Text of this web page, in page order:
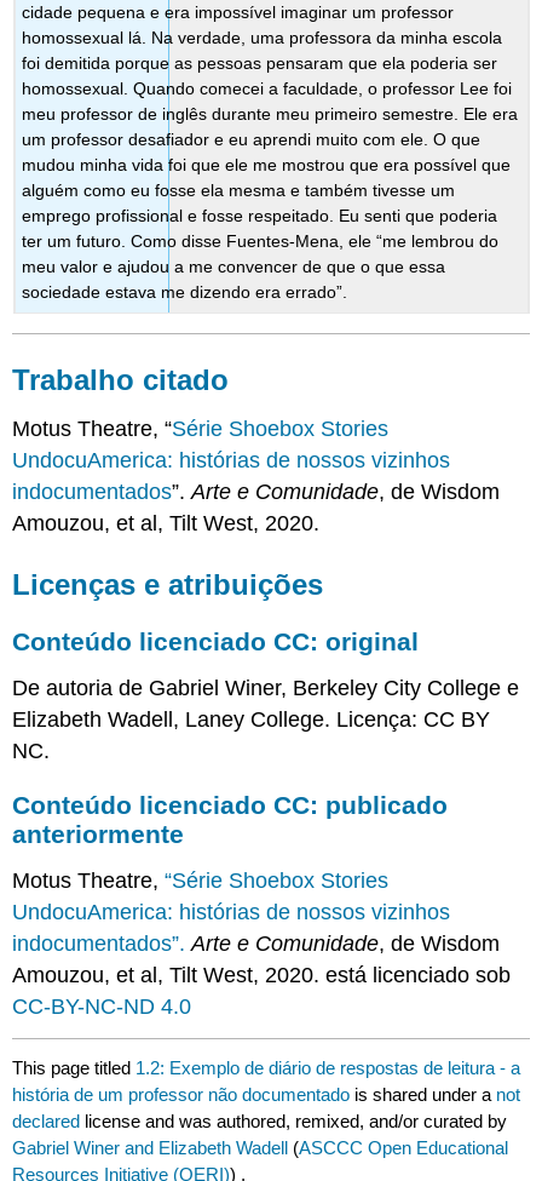
cidade pequena e era impossível imaginar um professor
homossexual lá. Na verdade, uma professora da minha escola
foi demitida porque as pessoas pensaram que ela poderia ser
homossexual. Quando comecei a faculdade, o professor Lee foi
meu professor de inglês durante meu primeiro semestre. Ele era
um professor desafiador e eu aprendi muito com ele. O que
mudou minha vida foi que ele me mostrou que era possível que
alguém como eu fosse ela mesma e também tivesse um
emprego profissional e fosse respeitado. Eu senti que poderia
ter um futuro. Como disse Fuentes-Mena, ele “me lembrou do
meu valor e ajudou a me convencer de que o que essa
sociedade estava me dizendo era errado”.
Trabalho citado
Motus Theatre, “Série Shoebox Stories
UndocuAmerica: histórias de nossos vizinhos
indocumentados”.Arte e Comunidade, de Wisdom
Amouzou, et al, Tilt West, 2020.
Licenças e atribuições
Conteúdo licenciado CC: original
De autoria de Gabriel Winer, Berkeley City College e
Elizabeth Wadell, Laney College. Licença: CC BY
NC.
Conteúdo licenciado CC: publicado
anteriormente
Motus Theatre,“Série Shoebox Stories
UndocuAmerica: histórias de nossos vizinhos
indocumentados”.Arte e Comunidade, de Wisdom
Amouzou, et al, Tilt West, 2020. está licenciado sob
CC-BY-NC-ND 4.0
This page titled 1.2: Exemplo de diário de respostas de leitura - a
história de um professor não documentado is shared under a not
declared license and was authored, remixed, and/or curated by
Gabriel Winer and Elizabeth Wadell (ASCCC Open Educational
Resources Initiative (OERI)) .